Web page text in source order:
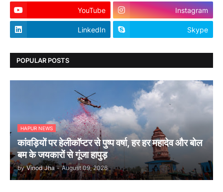
YouTube Instagram
LinkedIn Skype
POPULAR POSTS
HAPUR NEWS
कांवड़ियों पर हेलीकॉप्टर से पुष्प वर्षा, हर हर महादेव और बोल
बम के जयकारों से गूंजा हापुड़
by Vinod Jha - August 09, 2026